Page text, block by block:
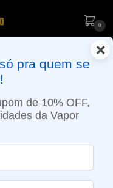
0
(SEG A SEX): PEDIDOS
MOTOBOY
×
pra quem se
de 10% OFF,
da Vapor